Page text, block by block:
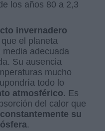
los años 80 a 2,3
invernadero
el planeta
media adecuada
Su ausencia
mucho
todo lo
atmosférico. Es
del calor que
su
.